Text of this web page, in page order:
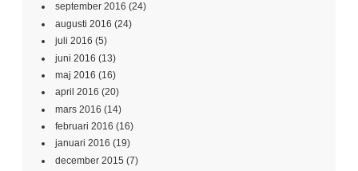
september 2016 (24)
augusti 2016 (24)
juli 2016 (5)
juni 2016 (13)
maj 2016 (16)
april 2016 (20)
mars 2016 (14)
februari 2016 (16)
januari 2016 (19)
december 2015 (7)